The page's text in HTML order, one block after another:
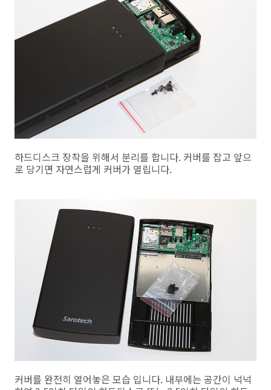
하드디스크 장착을 위해서 분리를 합니다. 커버를 잡고 앞으
로 당기면 자연스럽게 커버가 열립니다.
커버를 완전히 열어놓은 모습 입니다. 내부에는 공간이 넉넉